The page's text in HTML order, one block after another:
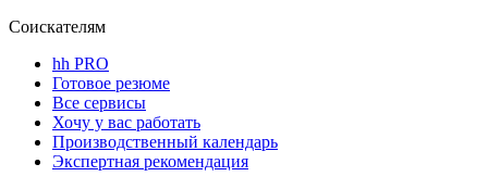
Соискателям
hh PRO
Готовое резюме
Все сервисы
Хочу у вас работать
Производственный календарь
Экспертная рекомендация